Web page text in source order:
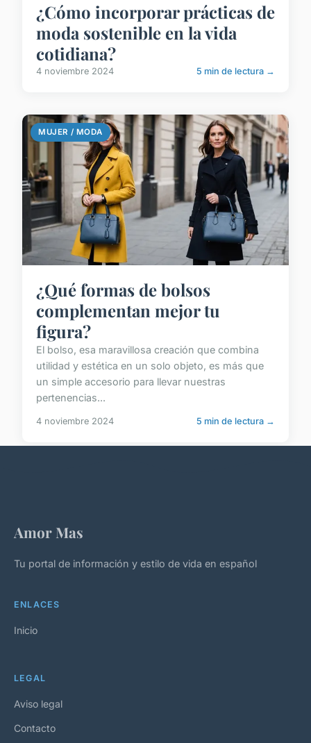
¿Cómo incorporar prácticas de
moda sostenible en la vida
cotidiana?
4 noviembre 2024 5 min de lectura →
MUJER / MODA
¿Qué formas de bolsos
complementan mejor tu
figura?
El bolso, esa maravillosa creación que combina
utilidad y estética en un solo objeto, es más que
un simple accesorio para llevar nuestras
pertenencias...
4 noviembre 2024 5 min de lectura →
Amor Mas
Tu portal de información y estilo de vida en español
ENLACES
Inicio
LEGAL
Aviso legal
Contacto